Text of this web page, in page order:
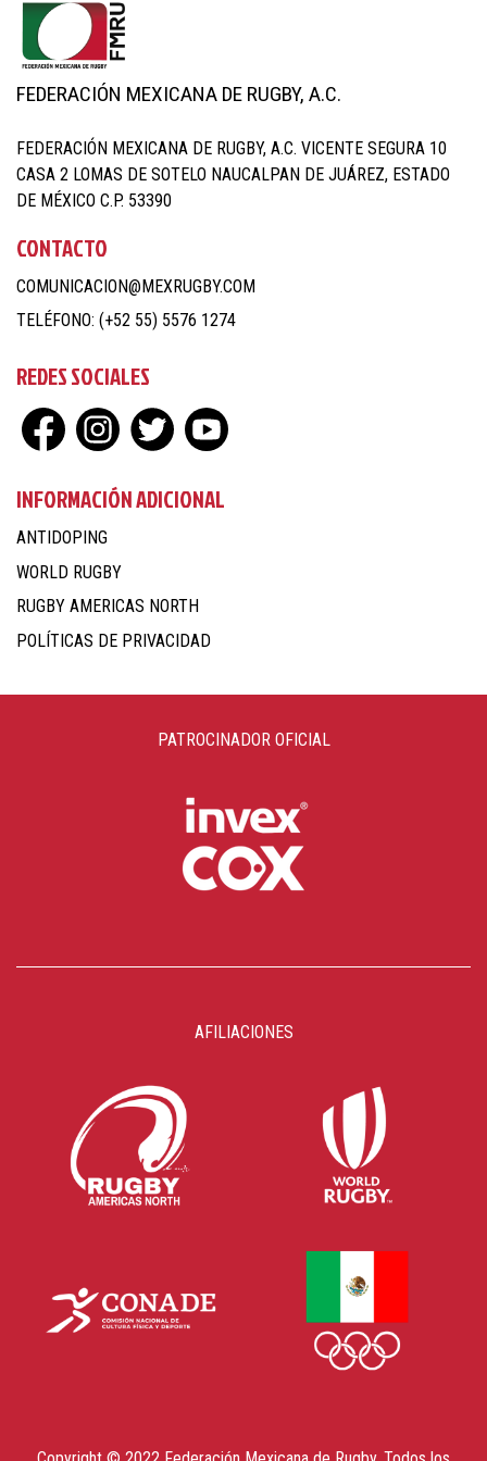
INFORMACIÓN ADICIONAL
ANTIDOPING
WORLD RUGBY
RUGBY AMERICAS NORTH
POLÍTICAS DE PRIVACIDAD
CONTACTO
COMUNICACION@MEXRUGBY.COM
TELÉFONO: (+52 55) 5576 1274
REDES SOCIALES
FEDERACIÓN MEXICANA DE RUGBY, A.C.
FEDERACIÓN MEXICANA DE RUGBY, A.C. VICENTE SEGURA 10
CASA 2 LOMAS DE SOTELO NAUCALPAN DE JUÁREZ, ESTADO
DE MÉXICO C.P. 53390
PATROCINADOR OFICIAL
AFILIACIONES